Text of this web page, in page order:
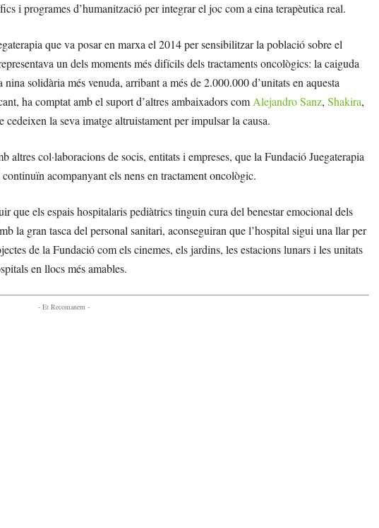
i programes d’humanització per integrar el joc com a eina terapèutica real.
que va posar en marxa el 2014 per sensibilitzar la població sobre el
un dels moments més difícils dels tractaments oncològics: la caiguda
solidària més venuda, arribant a més de 2.000.000 d’unitats en aquesta
ha comptat amb el suport d’altres ambaixadors comAlejandro Sanz, Shakira,
cedeixen la seva imatge altruistament per impulsar la causa.
altres col·laboracions de socis, entitats i empreses, que la Fundació Juegaterapia
acompanyant els nens en tractament oncològic.
que els espais hospitalaris pediàtrics tinguin cura del benestar emocional dels
la gran tasca del personal sanitari, aconseguiran que l’hospital sigui una llar per
de la Fundació com els cinemes, els jardins, les estacions lunars i les unitats
en llocs més amables.
- Et Recomanem -